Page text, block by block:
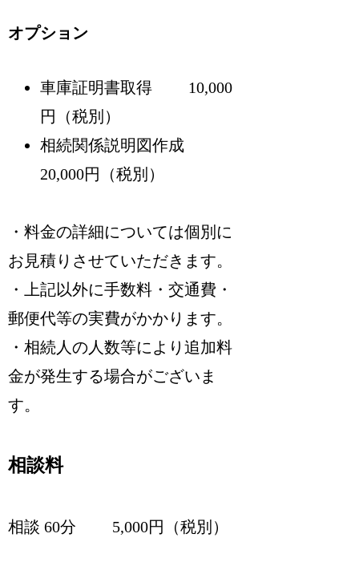
オプション
車庫証明書取得 10,000
円（税別）
相続関係説明図作成
20,000円（税別）
・料金の詳細については個別に
お見積りさせていただきます。
・上記以外に手数料・交通費・
郵便代等の実費がかかります。
・相続人の人数等により追加料
金が発生する場合がございま
す。
相談料
相談 60分 5,000円（税別）